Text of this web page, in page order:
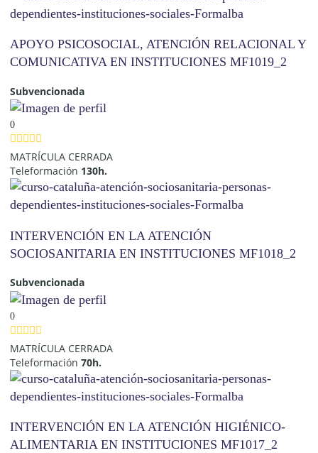
APOYO PSICOSOCIAL, ATENCIÓN RELACIONAL Y
COMUNICATIVA EN INSTITUCIONES MF1019_2
Subvencionada
0
MATRÍCULA CERRADA
Teleformación 130h.
INTERVENCIÓN EN LA ATENCIÓN
SOCIOSANITARIA EN INSTITUCIONES MF1018_2
Subvencionada
0
MATRÍCULA CERRADA
Teleformación70h.
INTERVENCIÓN EN LA ATENCIÓN HIGIÉNICO-
ALIMENTARIA EN INSTITUCIONES MF1017_2